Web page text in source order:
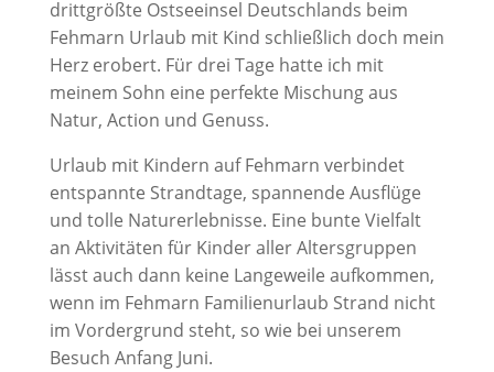
drittgrößte Ostseeinsel Deutschlands beim
Fehmarn Urlaub mit Kind schließlich doch mein
Herz erobert. Für drei Tage hatte ich mit
meinem Sohn eine perfekte Mischung aus
Natur, Action und Genuss.
Urlaub mit Kindern auf Fehmarn verbindet
entspannte Strandtage, spannende Ausflüge
und tolle Naturerlebnisse. Eine bunte Vielfalt
an Aktivitäten für Kinder aller Altersgruppen
lässt auch dann keine Langeweile aufkommen,
wenn im Fehmarn Familienurlaub Strand nicht
im Vordergrund steht, so wie bei unserem
Besuch Anfang Juni.